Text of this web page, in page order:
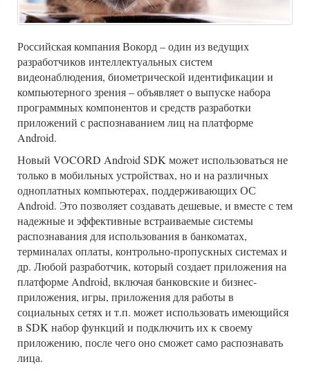
Российская компания Вокорд – один из ведущих
разработчиков интеллектуальных систем
видеонаблюдения, биометрической идентификации и
компьютерного зрения – объявляет о выпуске набора
программных компонентов и средств разработки
приложений с распознаванием лиц на платформе
Android.
Новый VOCORD Android SDK может использоваться не
только в мобильных устройствах, но и на различных
одноплатных компьютерах, поддерживающих ОС
Android. Это позволяет создавать дешевые, и вместе с тем
надежные и эффективные встраиваемые системы
распознавания для использования в банкоматах,
терминалах оплаты, контрольно-пропускных системах и
др. Любой разработчик, который создает приложения на
платформе Android, включая банковские и бизнес-
приложения, игры, приложения для работы в
социальных сетях и т.п. может использовать имеющийся
в SDK набор функций и подключить их к своему
приложению, после чего оно сможет само распознавать
лица.